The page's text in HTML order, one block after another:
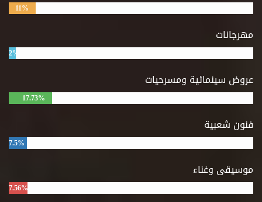
11%
مهرجانات
2%
عروض سينمائية ومسرحيات
17.73%
فنون شعبية
7.5%
موسيقى وغناء
7.56%